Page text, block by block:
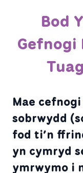
Bod
Gefnogi
Mae
sobrwydd
fod ti’n
yn cymryd
ymrwymo i